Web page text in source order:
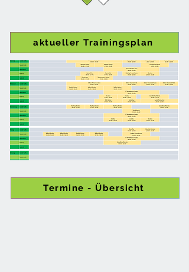
aktueller Trainingsplan
Termine - Übersicht